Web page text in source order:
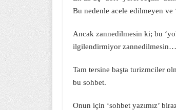
Bu nedenle acele edilmeyen
Ancak zannedilmesin ki; bu
ilgilendirmiyor zannedilmesin…
Tam tersine başta turizmciler
bu sohbet.
Onun için ‘sohbet yazımız’